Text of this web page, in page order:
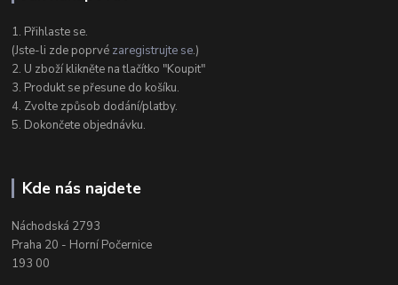
1. Přihlaste se.
(Jste-li zde poprvé zaregistrujte se.)
2. U zboží klikněte na tlačítko "Koupit"
3. Produkt se přesune do košíku.
4. Zvolte způsob dodání/platby.
5. Dokončete objednávku.
Kde nás najdete
Náchodská 2793
Praha 20 - Horní Počernice
193 00